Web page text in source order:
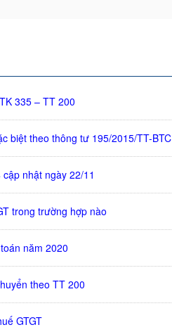
335 – TT 200
biệt theo thông tư 195/2015/TT-BTC
nhật ngày 22/11
trong trường hợp nào
năm 2020
theo TT 200
GTGT